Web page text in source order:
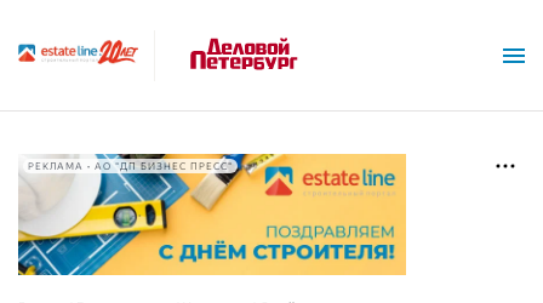
РЕКЛАМА • АО "ДП БИЗНЕС ПРЕСС"